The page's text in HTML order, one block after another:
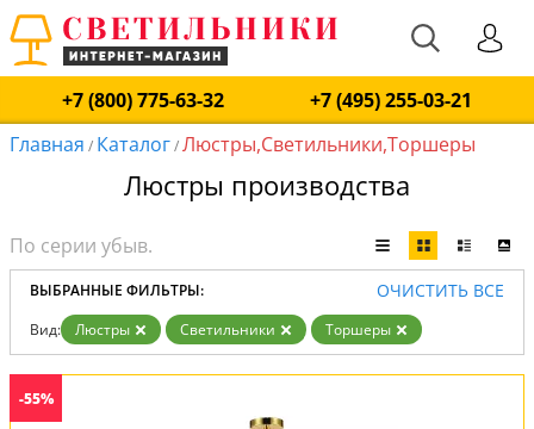
+7 (800) 775-63-32
+7 (495) 255-03-21
Главная / Каталог/Люстры,Светильники,Торшеры
Люстры производства
ВЫБРАННЫЕ ФИЛЬТРЫ: ОЧИСТИТЬ ВСЕ
Вид: Люстры Светильники Торшеры
-55%